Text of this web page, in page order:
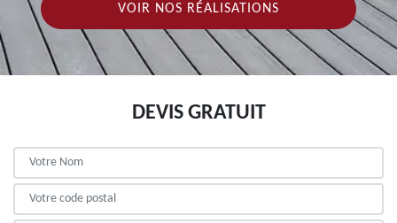
VOIR NOS RÉALISATIONS
DEVIS GRATUIT